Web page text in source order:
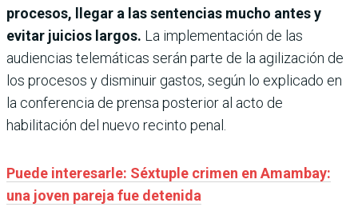
procesos, llegar a las sentencias mucho antes y
evitar juicios largos. La implementación de las
audiencias telemáticas serán parte de la agilización de
los procesos y disminuir gastos, según lo explicado en
la conferencia de prensa posterior al acto de
habilitación del nuevo recinto penal.
Puede interesarle: Séxtuple crimen en Amambay:
una joven pareja fue detenida